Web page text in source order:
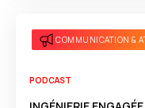
COMMUNICATION &
PODCAST